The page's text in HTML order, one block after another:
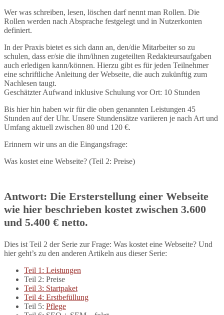
Wer was schreiben, lesen, löschen darf nennt man Rollen. Die
Rollen werden nach Absprache festgelegt und in Nutzerkonten
definiert.
In der Praxis bietet es sich dann an, den/die Mitarbeiter so zu
schulen, dass er/sie die ihm/ihnen zugeteilten Redakteursaufgaben
auch erledigen kann/können. Hierzu gibt es für jeden Teilnehmer
eine schriftliche Anleitung der Webseite, die auch zukünftig zum
Nachlesen taugt.
Geschätzter Aufwand inklusive Schulung vor Ort: 10 Stunden
Bis hier hin haben wir für die oben genannten Leistungen 45
Stunden auf der Uhr. Unsere Stundensätze variieren je nach Art und
Umfang aktuell zwischen 80 und 120 €.
Erinnern wir uns an die Eingangsfrage:
Was kostet eine Webseite? (Teil 2: Preise)
Antwort: Die Ersterstellung einer Webseite
wie hier beschrieben kostet zwischen 3.600
und 5.400 € netto.
Dies ist Teil 2 der Serie zur Frage: Was kostet eine Webseite? Und
hier geht’s zu den anderen Artikeln aus dieser Serie:
Teil 1: Leistungen
Teil 2: Preise
Teil 3: Startpaket
Teil 4: Erstbefüllung
Teil 5: Pflege